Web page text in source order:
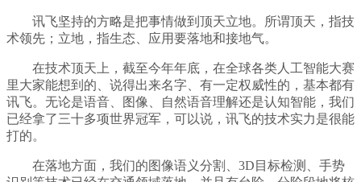
讯飞坚持的方略是把事情做到顶天立地。所谓顶天，指技
术领先；立地，指生态、应用要落地和接地气。
在技术顶天上，截至今年年底，在全球各类人工智能大赛
里大家能想到的、说得出来名字、有一定权威性的，基本都有
讯飞。无论是语音、图像、自然语音理解还是认知智能，我们
已经拿了三十多项世界冠军，可以说，讯飞的技术实力是很能
打的。
在落地方面，我们的图像语义分割、3D目标检测、手势